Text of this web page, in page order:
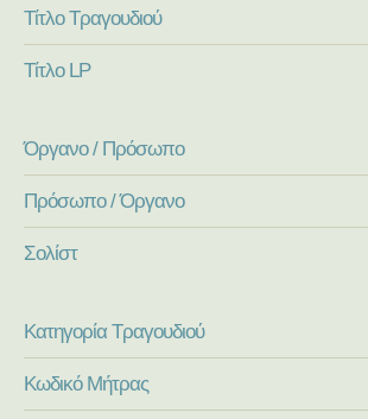
Τίτλο Τραγουδιού
Τίτλο LP
Όργανο / Πρόσωπο
Πρόσωπο / Όργανο
Σολίστ
Κατηγορία Τραγουδιού
Κωδικό Μήτρας